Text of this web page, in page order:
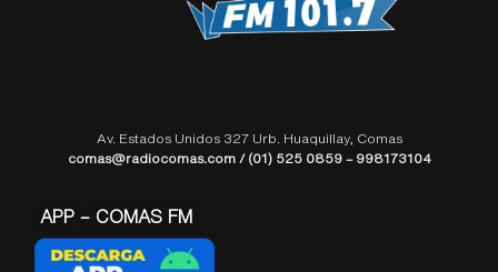
Av. Estados Unidos 327 Urb. Huaquillay, Comas
comas@radiocomas.com / (01) 525 0859 – 998173104
APP – COMAS FM